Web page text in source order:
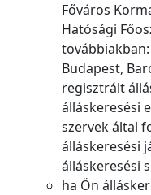
Főváros
Hatósági
Budapest,
regisztrált
álláskeresési
szervek által
álláskeresési
álláskeresési
ha Ön